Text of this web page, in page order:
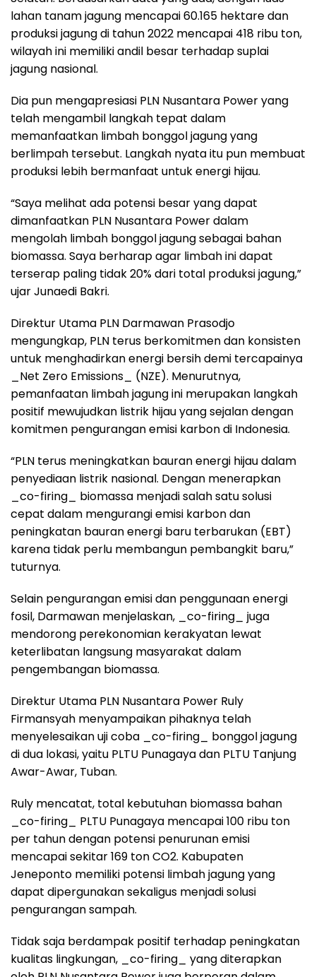
lahan tanam jagung mencapai 60.165 hektare dan
produksi jagung di tahun 2022 mencapai 418 ribu ton,
wilayah ini memiliki andil besar terhadap suplai
jagung nasional.
Dia pun mengapresiasi PLN Nusantara Power yang
telah mengambil langkah tepat dalam
memanfaatkan limbah bonggol jagung yang
berlimpah tersebut. Langkah nyata itu pun membuat
produksi lebih bermanfaat untuk energi hijau.
“Saya melihat ada potensi besar yang dapat
dimanfaatkan PLN Nusantara Power dalam
mengolah limbah bonggol jagung sebagai bahan
biomassa. Saya berharap agar limbah ini dapat
terserap paling tidak 20% dari total produksi jagung,”
ujar Junaedi Bakri.
Direktur Utama PLN Darmawan Prasodjo
mengungkap, PLN terus berkomitmen dan konsisten
untuk menghadirkan energi bersih demi tercapainya
_Net Zero Emissions_ (NZE). Menurutnya,
pemanfaatan limbah jagung ini merupakan langkah
positif mewujudkan listrik hijau yang sejalan dengan
komitmen pengurangan emisi karbon di Indonesia.
“PLN terus meningkatkan bauran energi hijau dalam
penyediaan listrik nasional. Dengan menerapkan
_co-firing_ biomassa menjadi salah satu solusi
cepat dalam mengurangi emisi karbon dan
peningkatan bauran energi baru terbarukan (EBT)
karena tidak perlu membangun pembangkit baru,”
tuturnya.
Selain pengurangan emisi dan penggunaan energi
fosil, Darmawan menjelaskan, _co-firing_ juga
mendorong perekonomian kerakyatan lewat
keterlibatan langsung masyarakat dalam
pengembangan biomassa.
Direktur Utama PLN Nusantara Power Ruly
Firmansyah menyampaikan pihaknya telah
menyelesaikan uji coba _co-firing_ bonggol jagung
di dua lokasi, yaitu PLTU Punagaya dan PLTU Tanjung
Awar-Awar, Tuban.
Ruly mencatat, total kebutuhan biomassa bahan
_co-firing_ PLTU Punagaya mencapai 100 ribu ton
per tahun dengan potensi penurunan emisi
mencapai sekitar 169 ton CO2. Kabupaten
Jeneponto memiliki potensi limbah jagung yang
dapat dipergunakan sekaligus menjadi solusi
pengurangan sampah.
Tidak saja berdampak positif terhadap peningkatan
kualitas lingkungan, _co-firing_ yang diterapkan